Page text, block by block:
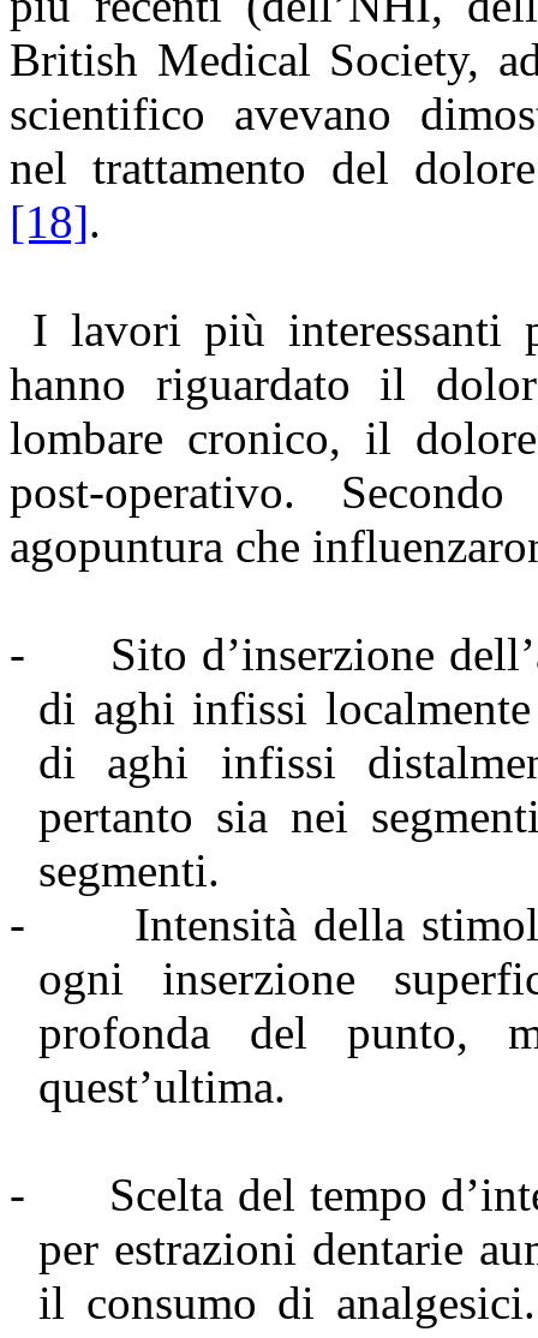
British Medical Society,
scientifico avevano
nel trattamento del
[18].
I lavori più interessanti
hanno riguardato il
lombare cronico, il
post-operativo.
agopuntura che
-
Sito d’inserzione
di aghi infissi
di aghi infissi
pertanto sia nei
segmenti.
-
Intensità della
ogni inserzione
profonda del punto,
quest’ultima.
-
Scelta del tempo
per estrazioni dentarie
il consumo di